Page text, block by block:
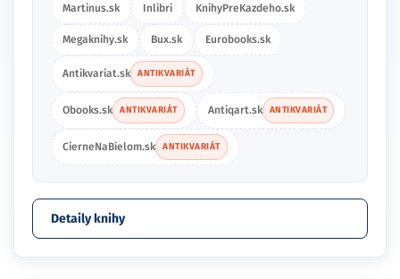
Martinus.sk Inlibri KnihyPreKazdeho.sk
Megaknihy.sk Bux.sk Eurobooks.sk
Antikvariat.sk ANTIKVARIÁT
Obooks.sk ANTIKVARIÁT Antiqart.sk ANTIKVARIÁT
CierneNaBielom.sk ANTIKVARIÁT
Detaily knihy